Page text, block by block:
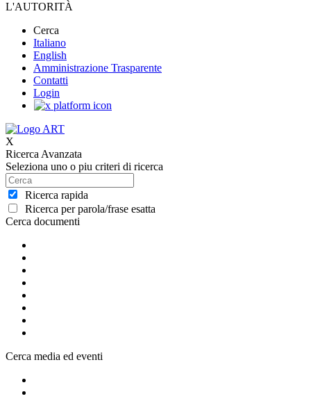
L'AUTORITÀ
Cerca
Italiano
English
Amministrazione Trasparente
Contatti
Login
X
Ricerca Avanzata
Seleziona uno o piu criteri di ricerca
Ricerca rapida
Ricerca per parola/frase esatta
Cerca documenti
Cerca media ed eventi